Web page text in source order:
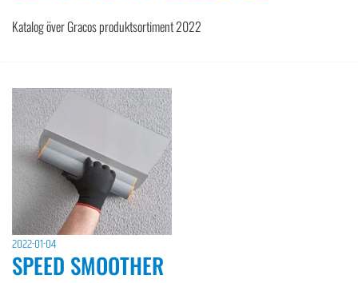
Katalog över Gracos produktsortiment 2022
2022-01-04
SPEED SMOOTHER